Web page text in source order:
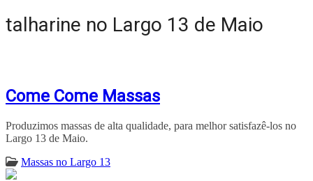
talharine no Largo 13 de Maio
Come Come Massas
Produzimos massas de alta qualidade, para melhor satisfazê-los no
Largo 13 de Maio.
Massas no Largo 13